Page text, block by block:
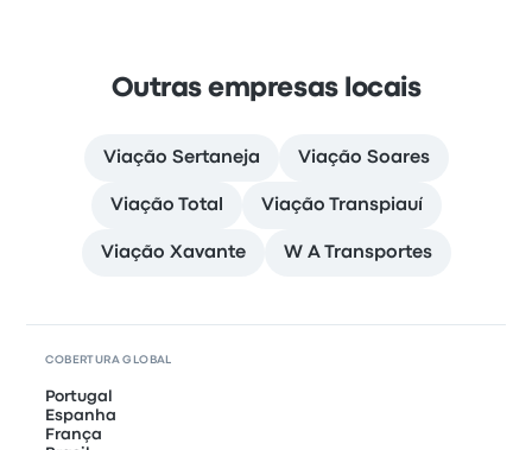
Outras empresas locais
Viação Sertaneja Viação Soares
Viação Total Viação Transpiauí
Viação Xavante W A Transportes
COBERTURA GLOBAL
Portugal
Espanha
França